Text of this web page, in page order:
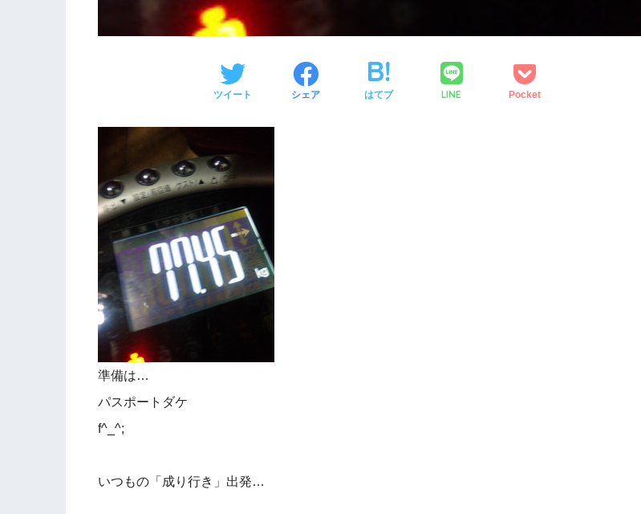
ツイート シェア はてブ LINE Pocket
準備は…
パスポートダケ
f^_^;
いつもの「成り行き」出発…